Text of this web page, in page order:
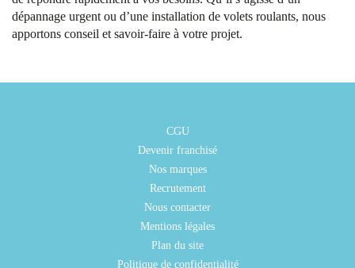
dépannage urgent ou d’une installation de volets roulants, nous
apportons conseil et savoir-faire à votre projet.
CGU
Devenir franchisé
Nos marques
Recrutement
Nous contacter
Mentions légales
Plan du site
Politique de confidentialité